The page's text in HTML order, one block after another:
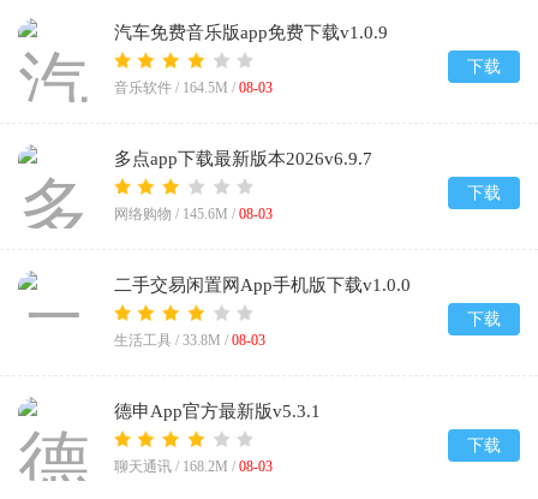
汽车免费音乐版app免费下载v1.0.9
音乐软件 / 164.5M / 08-03
下载
多点app下载最新版本2026v6.9.7
网络购物 / 145.6M / 08-03
下载
二手交易闲置网App手机版下载v1.0.0
生活工具 / 33.8M / 08-03
下载
德申App官方最新版v5.3.1
聊天通讯 / 168.2M / 08-03
下载